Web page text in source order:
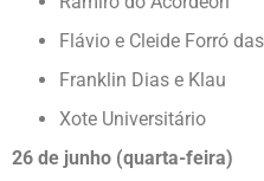
Flávio e Cleide Forró
Franklin Dias e Klau
Xote Universitário
26 de junho (quarta-feira)